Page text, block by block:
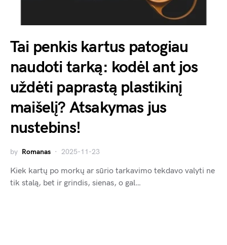
Tai penkis kartus patogiau
naudoti tarką: kodėl ant jos
uždėti paprastą plastikinį
maišelį? Atsakymas jus
nustebins!
by Romanas 2025-11-23
Kiek kartų po morkų ar sūrio tarkavimo tekdavo valyti ne
tik stalą, bet ir grindis, sienas, o gal…